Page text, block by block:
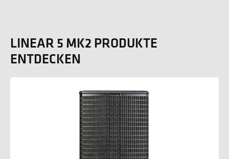
LINEAR 5 MK2 PRODUKTE
ENTDECKEN